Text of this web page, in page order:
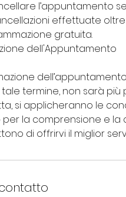
l’appuntamento
effettuate
gratuita.
dell'Appuntamento
tale termine, non sarà
si applicheranno le
per la comprensione e
di offrirvi il miglior